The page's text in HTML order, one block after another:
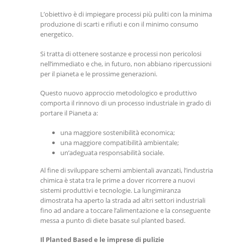
L’obiettivo è di impiegare processi più puliti con la minima
produzione di scarti e rifiuti e con il minimo consumo
energetico.
Si tratta di ottenere sostanze e processi non pericolosi
nell’immediato e che, in futuro, non abbiano ripercussioni
per il pianeta e le prossime generazioni.
Questo nuovo approccio metodologico e produttivo
comporta il rinnovo di un processo industriale in grado di
portare il Pianeta a:
una maggiore sostenibilità economica;
una maggiore compatibilità ambientale;
un’adeguata responsabilità sociale.
Al fine di sviluppare schemi ambientali avanzati, l’industria
chimica è stata tra le prime a dover ricorrere a nuovi
sistemi produttivi e tecnologie. La lungimiranza
dimostrata ha aperto la strada ad altri settori industriali
fino ad andare a toccare l’alimentazione e la conseguente
messa a punto di diete basate sul planted based.
Il Planted Based e le imprese di pulizie